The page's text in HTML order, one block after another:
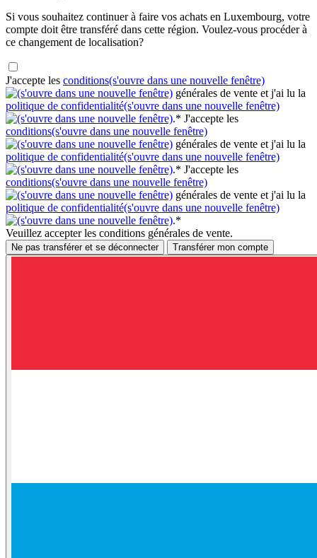
Si vous souhaitez continuer à faire vos achats en Luxembourg, votre
compte doit être transféré dans cette région. Voulez-vous procéder à
ce changement de localisation?
J'accepte les conditions(s'ouvre dans une nouvelle fenêtre)
générales de vente et j'ai lu la
politique de confidentialité(s'ouvre dans une nouvelle fenêtre)
.* J'accepte les
conditions(s'ouvre dans une nouvelle fenêtre)
générales de vente et j'ai lu la
politique de confidentialité(s'ouvre dans une nouvelle fenêtre)
.* J'accepte les
conditions(s'ouvre dans une nouvelle fenêtre)
générales de vente et j'ai lu la
politique de confidentialité(s'ouvre dans une nouvelle fenêtre)
.*
Veuillez accepter les conditions générales de vente.
Ne pas transférer et se déconnecter Transférer mon compte